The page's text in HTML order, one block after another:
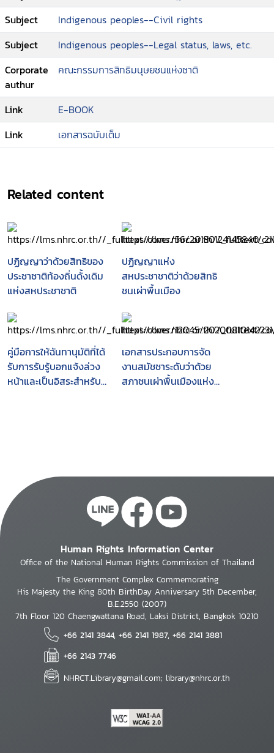
Subject
Indigenous peoples--Civil rights
Subject
Indigenous peoples--Legal status, laws, etc.
Corporate
authur
คณะกรรมการสิทธิมนุษยชนแห่งชาติ
Link
E-BOOK
Link
เอกสารฉบับเต็ม
Related content
ปฏิญญาว่าด้วยสิทธิของ
ประชาชาติท้องถิ่นดั้งเดิม
แห่งสหประชาชาติ
ปฏิญญาแห่ง
สหประชาชาติว่าด้วยสิทธิ
ชนเผ่าพื้นเมือง
คู่มือการให้ฉันทานุมัติที่ได้
รับการรับรู้บอกแจ้งล่วง
หน้าและเป็นอิสระสำหรับ
เอกสารประกอบการจัด
งานสมัชชาระดับว่าด้วย
สภาชนเผ่าพื้นเมืองแห่ง
(UNDRIP)
Human Rights Information Center
Office of the National Human Rights Commission of Thailand
The Government Complex Commemorating
His Majesty the King 80th BirthDay Anniversary 5th December,
B.E.2550 (2007)
7th Floor 120 Chaengwattana Road, Laksi District, Bangkok 10210
+66 2141 3844, +66 2141 1987, +66 2141 3881
+66 2143 7746
NHRCT.Library@gmail.com; library@nhrc.or.th